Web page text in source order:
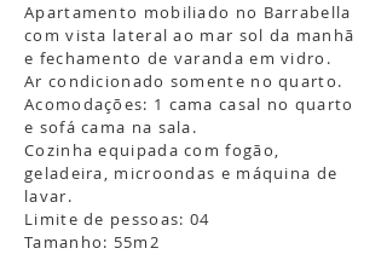
Apartamento mobiliado no Barrabella
com vista lateral ao mar sol da manhã
e fechamento de varanda em vidro.
Ar condicionado somente no quarto.
Acomodações: 1 cama casal no quarto
e sofá cama na sala.
Cozinha equipada com fogão,
geladeira, microondas e máquina de
lavar.
Limite de pessoas: 04
Tamanho: 55m2